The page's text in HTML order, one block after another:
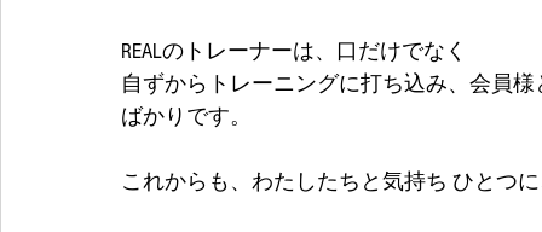
REALのトレーナーは、口だけでなく
自ずからトレーニングに打ち込み、会員
ばかりです。
これからも、わたしたちと気持ち ひとつ